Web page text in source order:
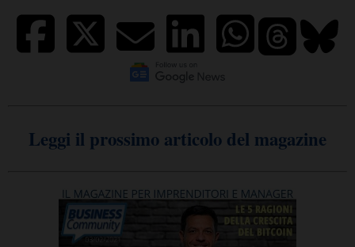
Leggi il prossimo articolo del magazine